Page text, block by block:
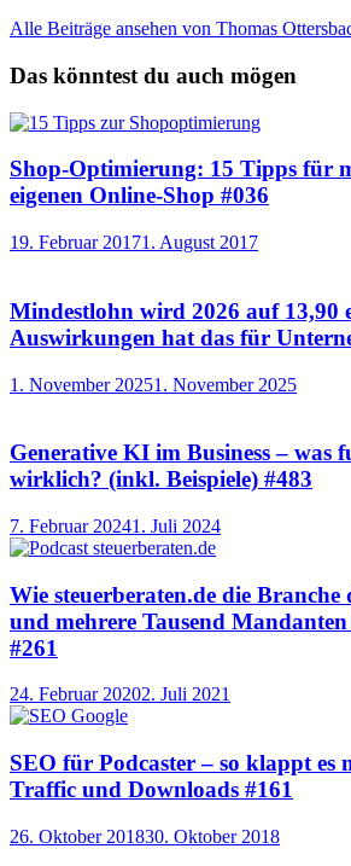
Alle Beiträge ansehen von Thomas
Das könntest du auch mögen
Shop-Optimierung: 15 Tipps für
eigenen Online-Shop #036
19. Februar 20171. August 2017
Mindestlohn wird 2026 auf 13,90
Auswirkungen hat das für
1. November 20251. November 2025
Generative KI im Business – was
wirklich? (inkl. Beispiele) #483
7. Februar 20241. Juli 2024
Wie steuerberaten.de die
und mehrere Tausend
#261
24. Februar 20202. Juli 2021
SEO für Podcaster – so klappt es
Traffic und Downloads #161
26. Oktober 201830. Oktober 2018